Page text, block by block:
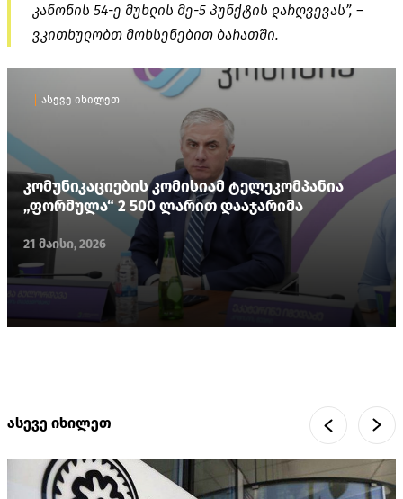
კანონის 54-ე მუხლის მე-5 პუნქტის დარღვევას”, –
ვკითხულობთ მოხსენებით ბარათში.
ასევე იხილეთ
კომუნიკაციების კომისიამ ტელეკომპანია
„ფორმულა“ 2 500 ლარით დააჯარიმა
21 მაისი, 2026
ასევე იხილეთ